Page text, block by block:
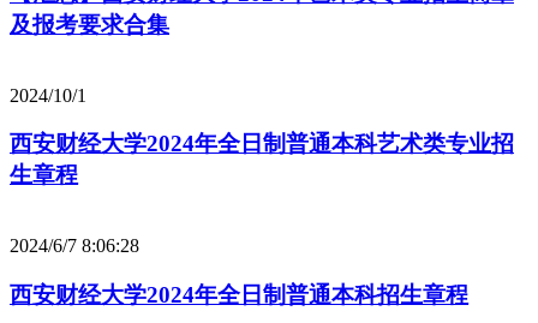
及报考要求合集
2024/10/1
西安财经大学2024年全日制普通本科艺术类专业招
生章程
2024/6/7 8:06:28
西安财经大学2024年全日制普通本科招生章程